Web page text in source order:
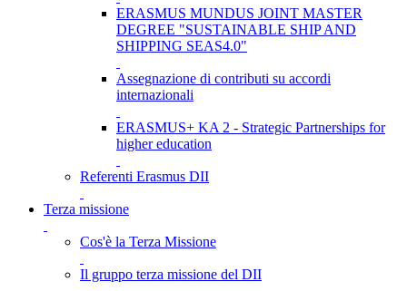
ERASMUS MUNDUS JOINT MASTER
DEGREE "SUSTAINABLE SHIP AND
SHIPPING SEAS4.0"
Assegnazione di contributi su accordi
internazionali
ERASMUS+ KA 2 - Strategic Partnerships for
higher education
Referenti Erasmus DII
Terza missione
Cos'è la Terza Missione
Il gruppo terza missione del DII